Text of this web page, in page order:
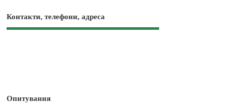
Контакти, телефони, адреса
Опитування